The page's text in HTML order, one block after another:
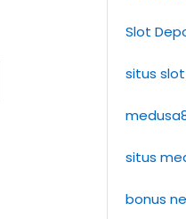
Slot
situs
situs
bonus